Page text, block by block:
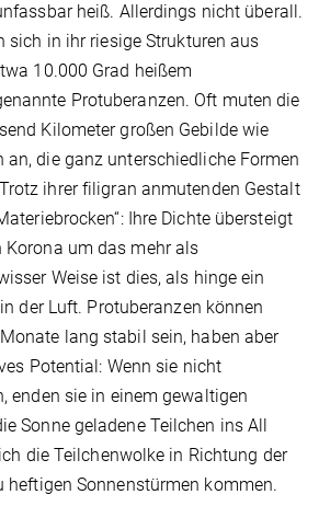
heiß. Allerdings nicht überall.
sich in ihr riesige Strukturen aus
10.000 Grad heißem
Protuberanzen. Oft muten die
Kilometer großen Gebilde wie
an, die ganz unterschiedliche Formen
ihrer filigran anmutenden Gestalt
Ihre Dichte übersteigt
Korona um das mehr als
Weise ist dies, als hinge ein
der Luft. Protuberanzen können
lang stabil sein, haben aber
Potential: Wenn sie nicht
enden sie in einem gewaltigen
Sonne geladene Teilchen ins All
die Teilchenwolke in Richtung der
heftigen Sonnenstürmen kommen.